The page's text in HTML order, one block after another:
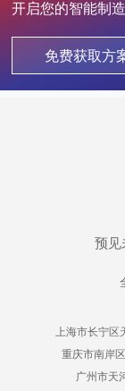
开启您的智能制
免费获取方
预见
上海市长宁区
重庆市南岸
广州市天